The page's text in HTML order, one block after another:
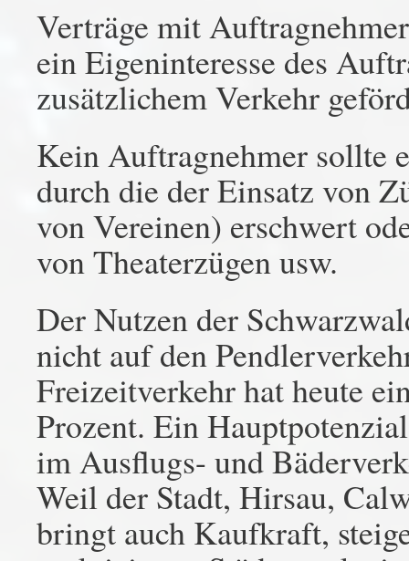
Verträge mit
ein Eigeninteresse des
zusätzlichem Verkehr
Kein Auftragnehmer sollte
durch die der Einsatz von
von Vereinen) erschwert
von Theaterzügen usw.
Der Nutzen der
nicht auf den
Freizeitverkehr hat heute
Prozent. Ein
im Ausflugs- und
Weil der Stadt, Hirsau,
bringt auch Kaufkraft,